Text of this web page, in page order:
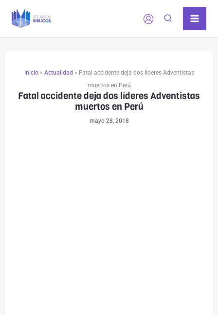
Inicio» Actualidad » Fatal accidente deja dos líderes Adventistas
muertos en Perú
Fatal accidente deja dos líderes Adventistas
muertos en Perú
mayo 28, 2018